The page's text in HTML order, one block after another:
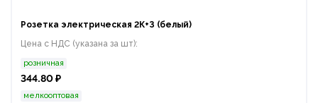
Розетка электрическая 2К+З (белый)
Цена с НДС (указана за шт):
розничная
344.80 ₽
мелкооптовая